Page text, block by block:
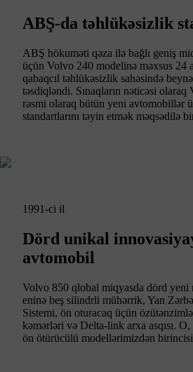
ABŞ-da təhlükəsizlik
ABŞ hökuməti qəza ilə bağlı geniş
üçün Volvo 240 modelinə məxsus 24
qabaqcıl təhlükəsizlik sahəsində
təsdiqləndi. Sınaqların nəticəsi
rəsmi olaraq bütün yeni avtomobillər
standartlarını təyin etmək məqsədilə
1991-ci il
Dörd unikal
avtomobil
Volvo 850 qlobal miqyasda dörd yeni
eninə beş silindrli mühərrik, Yan
Sistemi, ön oturacaq üçün
kəmərləri və Delta-link arxa asqısı.
ön ötürücülü modellərimizdən